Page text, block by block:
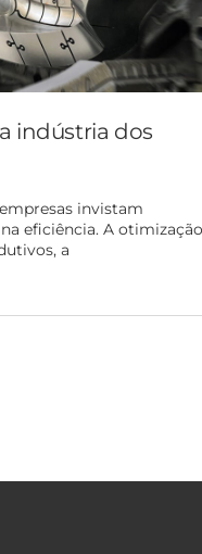
indústria dos
invistam
eficiência. A otimização
a